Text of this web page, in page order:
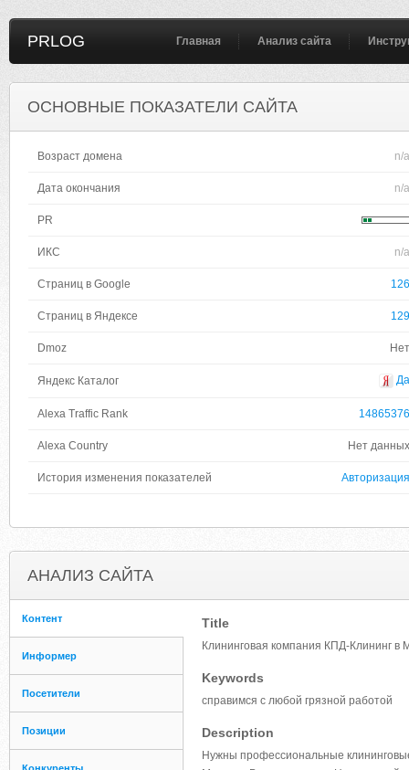
PRLOG Главная Анализ сайта
ОСНОВНЫЕ ПОКАЗАТЕЛИ САЙТА
Возраст домена n/a
Дата окончания n/a
PR
ИКС n/a
Страниц в Google 126
Страниц в Яндексе 129
Dmoz Нет
Яндекс Каталог Да
Alexa Traffic Rank 14865376
Alexa Country Нет данных
История изменения показателей Авторизация
АНАЛИЗ САЙТА
Контент
Информер
Посетители
Позиции
Title
Клининговая компания КПД-Клининг в
Keywords
справимся с любой грязной работой
Description
Нужны профессиональные